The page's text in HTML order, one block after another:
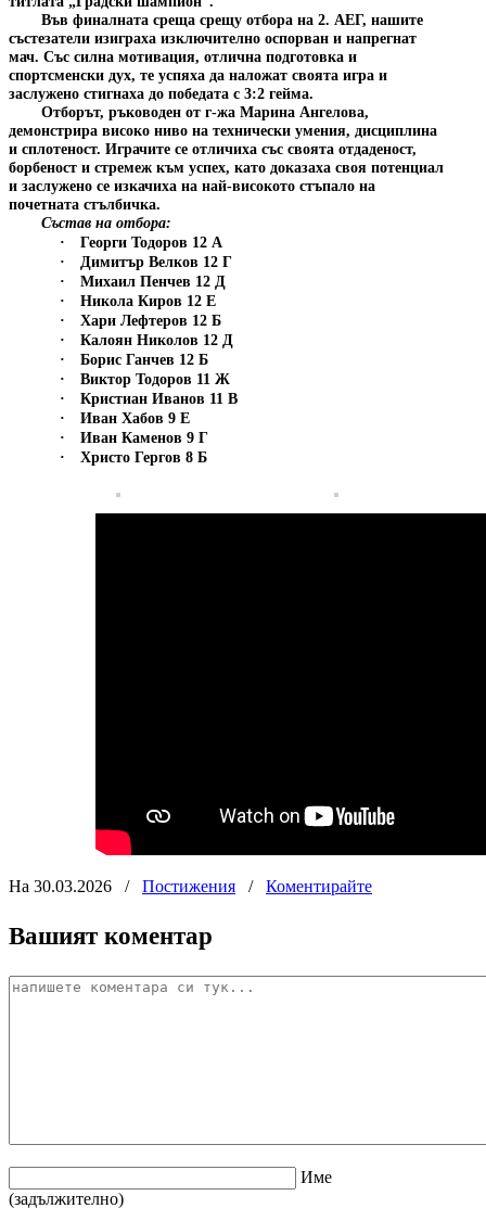
Във финалната среща срещу отбора на 2. АЕГ, нашите
състезатели изиграха изключително оспорван и напрегнат
мач. Със силна мотивация, отлична подготовка и
спортсменски дух, те успяха да наложат своята игра и
заслужено стигнаха до победата с 3:2 гейма.
Отборът, ръководен от г-жа Марина Ангелова,
демонстрира високо ниво на технически умения, дисциплина
и сплотеност. Играчите се отличиха със своята отдаденост,
борбеност и стремеж към успех, като доказаха своя потенциал
и заслужено се изкачиха на най-високото стъпало на
почетната стълбичка.
Състав на отбора:
·
Георги Тодоров 12 А
·
Димитър Велков 12 Г
·
Михаил Пенчев 12 Д
·
Никола Киров 12 Е
·
Хари Лефтеров 12 Б
·
Калоян Николов 12 Д
·
Борис Ганчев 12 Б
·
Виктор Тодоров 11 Ж
·
Кристиан Иванов 11 В
·
Иван Хабов 9 Е
·
Иван Каменов 9 Г
·
Христо Гергов 8 Б
На 30.03.2026 / Постижения / Коментирайте
Вашият коментар
Име
(задължително)